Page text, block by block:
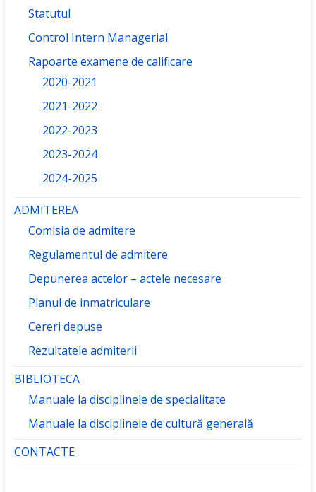
Statutul
Control Intern Managerial
Rapoarte examene de calificare
2020-2021
2021-2022
2022-2023
2023-2024
2024-2025
ADMITEREA
Comisia de admitere
Regulamentul de admitere
Depunerea actelor – actele necesare
Planul de inmatriculare
Cereri depuse
Rezultatele admiterii
BIBLIOTECA
Manuale la disciplinele de specialitate
Manuale la disciplinele de cultură generală
CONTACTE